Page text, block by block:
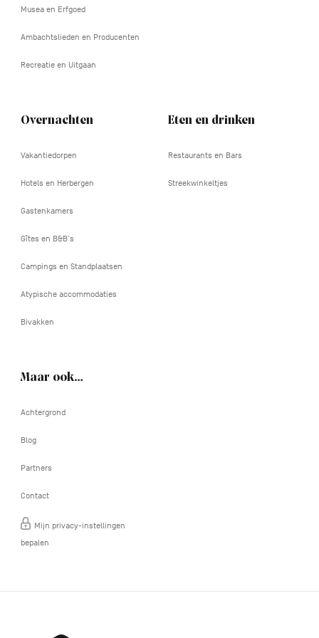
Musea en Erfgoed
Ambachtslieden en Producenten
Recreatie en Uitgaan
Overnachten
Vakantiedorpen
Hotels en Herbergen
Gastenkamers
Gîtes en B&B's
Campings en Standplaatsen
Atypische accommodaties
Bivakken
Eten en drinken
Restaurants en Bars
Streekwinkeltjes
Maar ook…
Achtergrond
Blog
Partners
Contact
Mijn privacy-instellingen
bepalen